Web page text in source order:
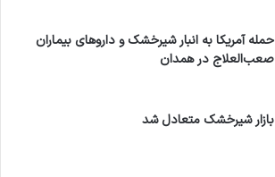
حمله آمریکا به انبار شیرخشک و داروهای بیماران
صعب‌العلاج در همدان
بازار شیرخشک متعادل شد